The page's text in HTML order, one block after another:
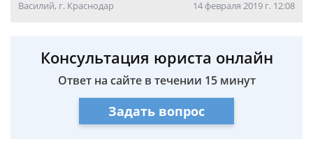
Василий, г. Краснодар 14 февраля 2019 г. 12:08
Консультация юриста онлайн
Ответ на сайте в течении 15 минут
Задать вопрос